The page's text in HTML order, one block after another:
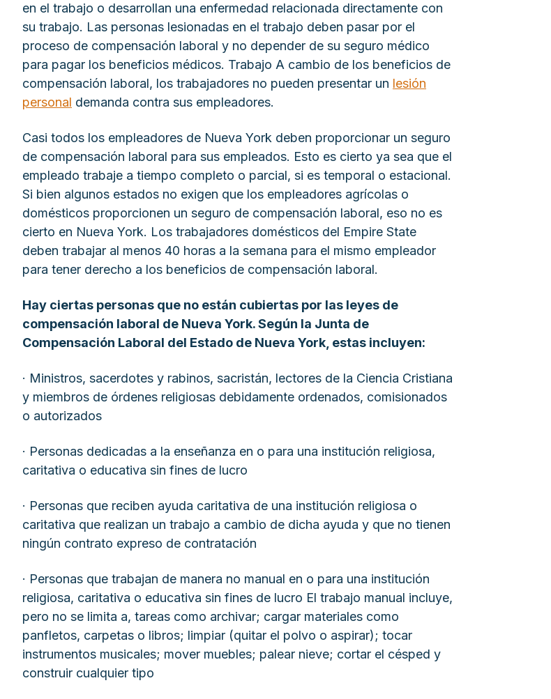
en el trabajo o desarrollan una enfermedad relacionada directamente con
su trabajo. Las personas lesionadas en el trabajo deben pasar por el
proceso de compensación laboral y no depender de su seguro médico
para pagar los beneficios médicos. Trabajo A cambio de los beneficios de
compensación laboral, los trabajadores no pueden presentar un lesión
personal demanda contra sus empleadores.
Casi todos los empleadores de Nueva York deben proporcionar un seguro
de compensación laboral para sus empleados. Esto es cierto ya sea que el
empleado trabaje a tiempo completo o parcial, si es temporal o estacional.
Si bien algunos estados no exigen que los empleadores agrícolas o
domésticos proporcionen un seguro de compensación laboral, eso no es
cierto en Nueva York. Los trabajadores domésticos del Empire State
deben trabajar al menos 40 horas a la semana para el mismo empleador
para tener derecho a los beneficios de compensación laboral.
Hay ciertas personas que no están cubiertas por las leyes de
compensación laboral de Nueva York. Según la Junta de
Compensación Laboral del Estado de Nueva York, estas incluyen:
· Ministros, sacerdotes y rabinos, sacristán, lectores de la Ciencia Cristiana
y miembros de órdenes religiosas debidamente ordenados, comisionados
o autorizados
· Personas dedicadas a la enseñanza en o para una institución religiosa,
caritativa o educativa sin fines de lucro
· Personas que reciben ayuda caritativa de una institución religiosa o
caritativa que realizan un trabajo a cambio de dicha ayuda y que no tienen
ningún contrato expreso de contratación
· Personas que trabajan de manera no manual en o para una institución
religiosa, caritativa o educativa sin fines de lucro El trabajo manual incluye,
pero no se limita a, tareas como archivar; cargar materiales como
panfletos, carpetas o libros; limpiar (quitar el polvo o aspirar); tocar
instrumentos musicales; mover muebles; palear nieve; cortar el césped y
construir cualquier tipo